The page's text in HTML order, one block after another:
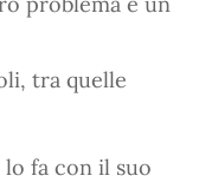
tra quelle
fa con il suo